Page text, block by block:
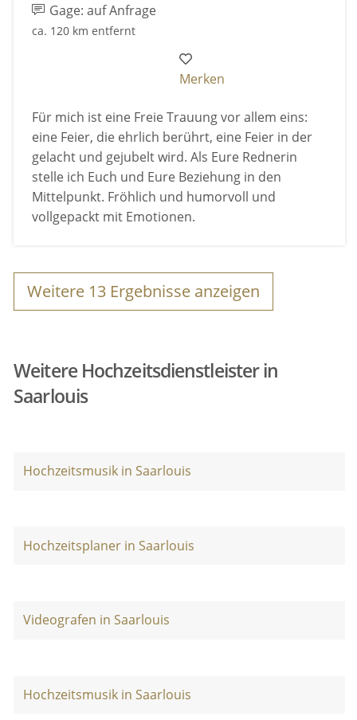
Gage: auf Anfrage
ca. 120 km entfernt
Merken
Für mich ist eine Freie Trauung vor allem eins:
eine Feier, die ehrlich berührt, eine Feier in der
gelacht und gejubelt wird. Als Eure Rednerin
stelle ich Euch und Eure Beziehung in den
Mittelpunkt. Fröhlich und humorvoll und
vollgepackt mit Emotionen.
Weitere 13 Ergebnisse anzeigen
Weitere Hochzeitsdienstleister in
Saarlouis
Hochzeitsmusik in Saarlouis
Hochzeitsplaner in Saarlouis
Videografen in Saarlouis
Hochzeitsmusik in Saarlouis